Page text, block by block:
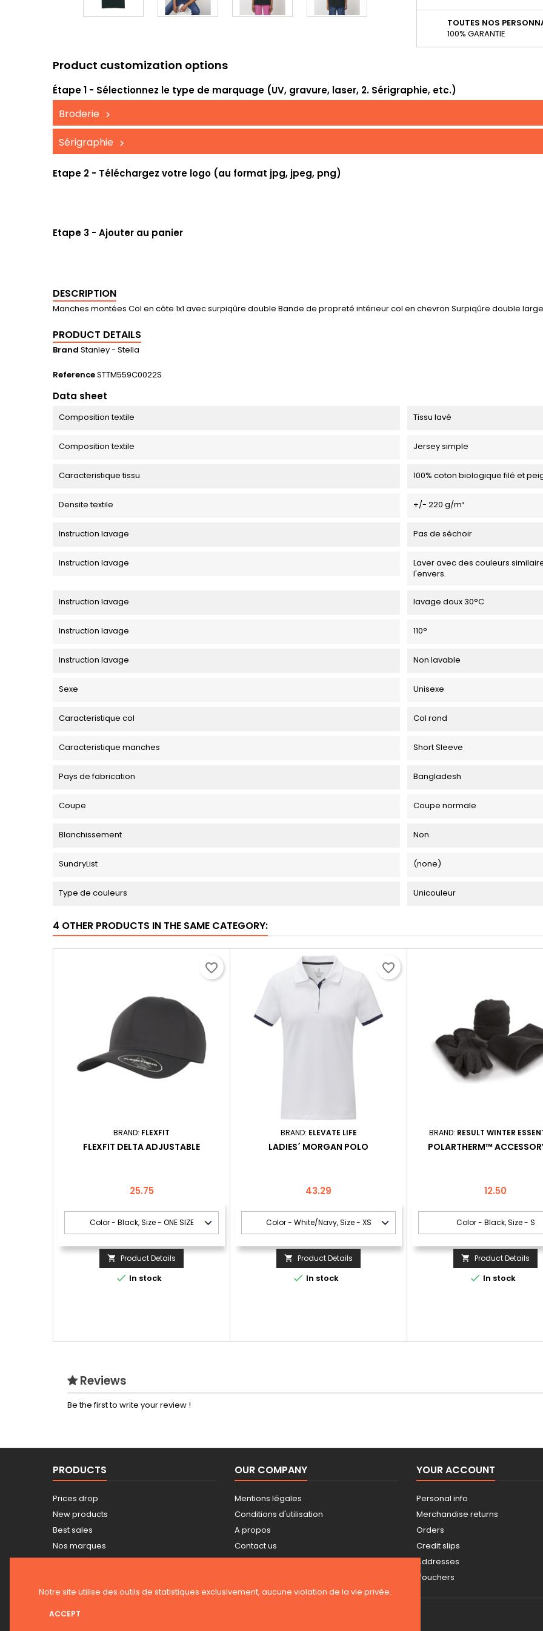
TOUTES NOS
100% GARANTIE
Product customization options
Étape 1 - Sélectionnez le type de marquage (UV, gravure, laser, 2. Sérigraphie, etc.)
Broderie
Sérigraphie
Etape 2 - Téléchargez votre logo (au format jpg, jpeg, png)
Etape 3 - Ajouter au panier
DESCRIPTION
Manches montées Col en côte 1x1 avec surpiqûre double Bande de propreté intérieur col en chevron Surpiqûre double
PRODUCT DETAILS
Brand Stanley - Stella
ReferenceSTTM559C0022S
Data sheet
Composition textile Tissu lavé
Composition textile Jersey simple
Caracteristique tissu 100% coton biologique filé et
Densite textile +/- 220 g/m²
Instruction lavage Pas de séchoir
Instruction lavage
Laver avec des couleurs
l'envers.
Instruction lavage lavage doux 30°C
Instruction lavage 110°
Instruction lavage Non lavable
Sexe Unisexe
Caracteristique col Col rond
Caracteristique manches Short Sleeve
Pays de fabrication Bangladesh
Coupe Coupe normale
Blanchissement Non
SundryList (none)
Type de couleurs Unicouleur
4 OTHER PRODUCTS IN THE SAME CATEGORY:
BRAND: FLEXFIT
FLEXFIT DELTA ADJUSTABLE
Price
25.75
 Product Details
 In stock
favorite_border
BRAND: ELEVATE LIFE
LADIES´ MORGAN POLO
Price
43.29
 Product Details
 In stock
favorite_border
BRAND: RESULT WINTER
POLARTHERM™
Price
12.50
 Product Details
 In stock
Reviews
Be the first to write your review !
PRODUCTS
Prices drop
New products
Best sales
Nos marques
Tarifs professionnels
OUR COMPANY
Mentions légales
Conditions d'utilisation
A propos
Contact us
Sitemap
YOUR ACCOUNT
Personal info
Merchandise returns
Orders
Credit slips
Addresses
Vouchers
Notre site utilise des outils de statistiques exclusivement, aucune violation de la vie privée.
ACCEPT